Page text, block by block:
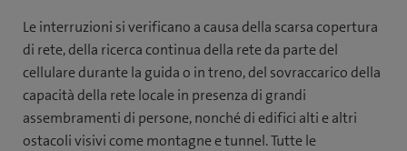
Le interruzioni si verificano a causa della scarsa copertura
di rete, della ricerca continua della rete da parte del
cellulare durante la guida o in treno, del sovraccarico della
capacità della rete locale in presenza di grandi
assembramenti di persone, nonché di edifici alti e altri
ostacoli visivi come montagne e tunnel. Tutte le